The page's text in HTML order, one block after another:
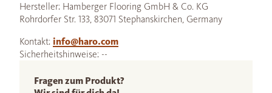
Hersteller: Hamberger Flooring GmbH & Co. KG
Rohrdorfer Str. 133, 83071 Stephanskirchen, Germany
Kontakt: info@haro.com
Sicherheitshinweise: --
Fragen zum Produkt?